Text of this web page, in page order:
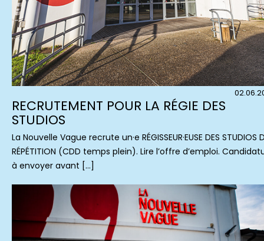
RECRUTEMENT POUR LA RÉGIE DES
STUDIOS
La Nouvelle Vague recrute un·e RÉGISSEUR·EUSE DES STUDIOS
RÉPÉTITION (CDD temps plein). Lire l’offre d’emploi.
à envoyer avant […]